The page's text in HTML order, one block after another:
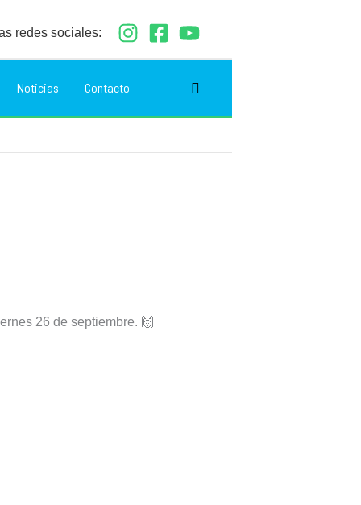
redes sociales:
Noticias Contacto Buscar
26 de septiembre. 🙌